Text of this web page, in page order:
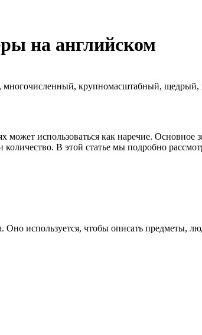
на английском
крупномасштабный,
использоваться как наречие. Основное
В этой статье мы подробно
используется, чтобы описать предметы,